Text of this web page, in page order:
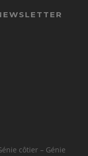
côtier – Génie